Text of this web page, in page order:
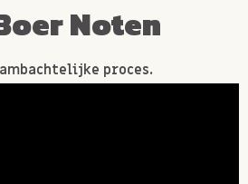
Noten
proces.